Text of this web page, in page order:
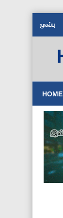
முகப்பு
HOME